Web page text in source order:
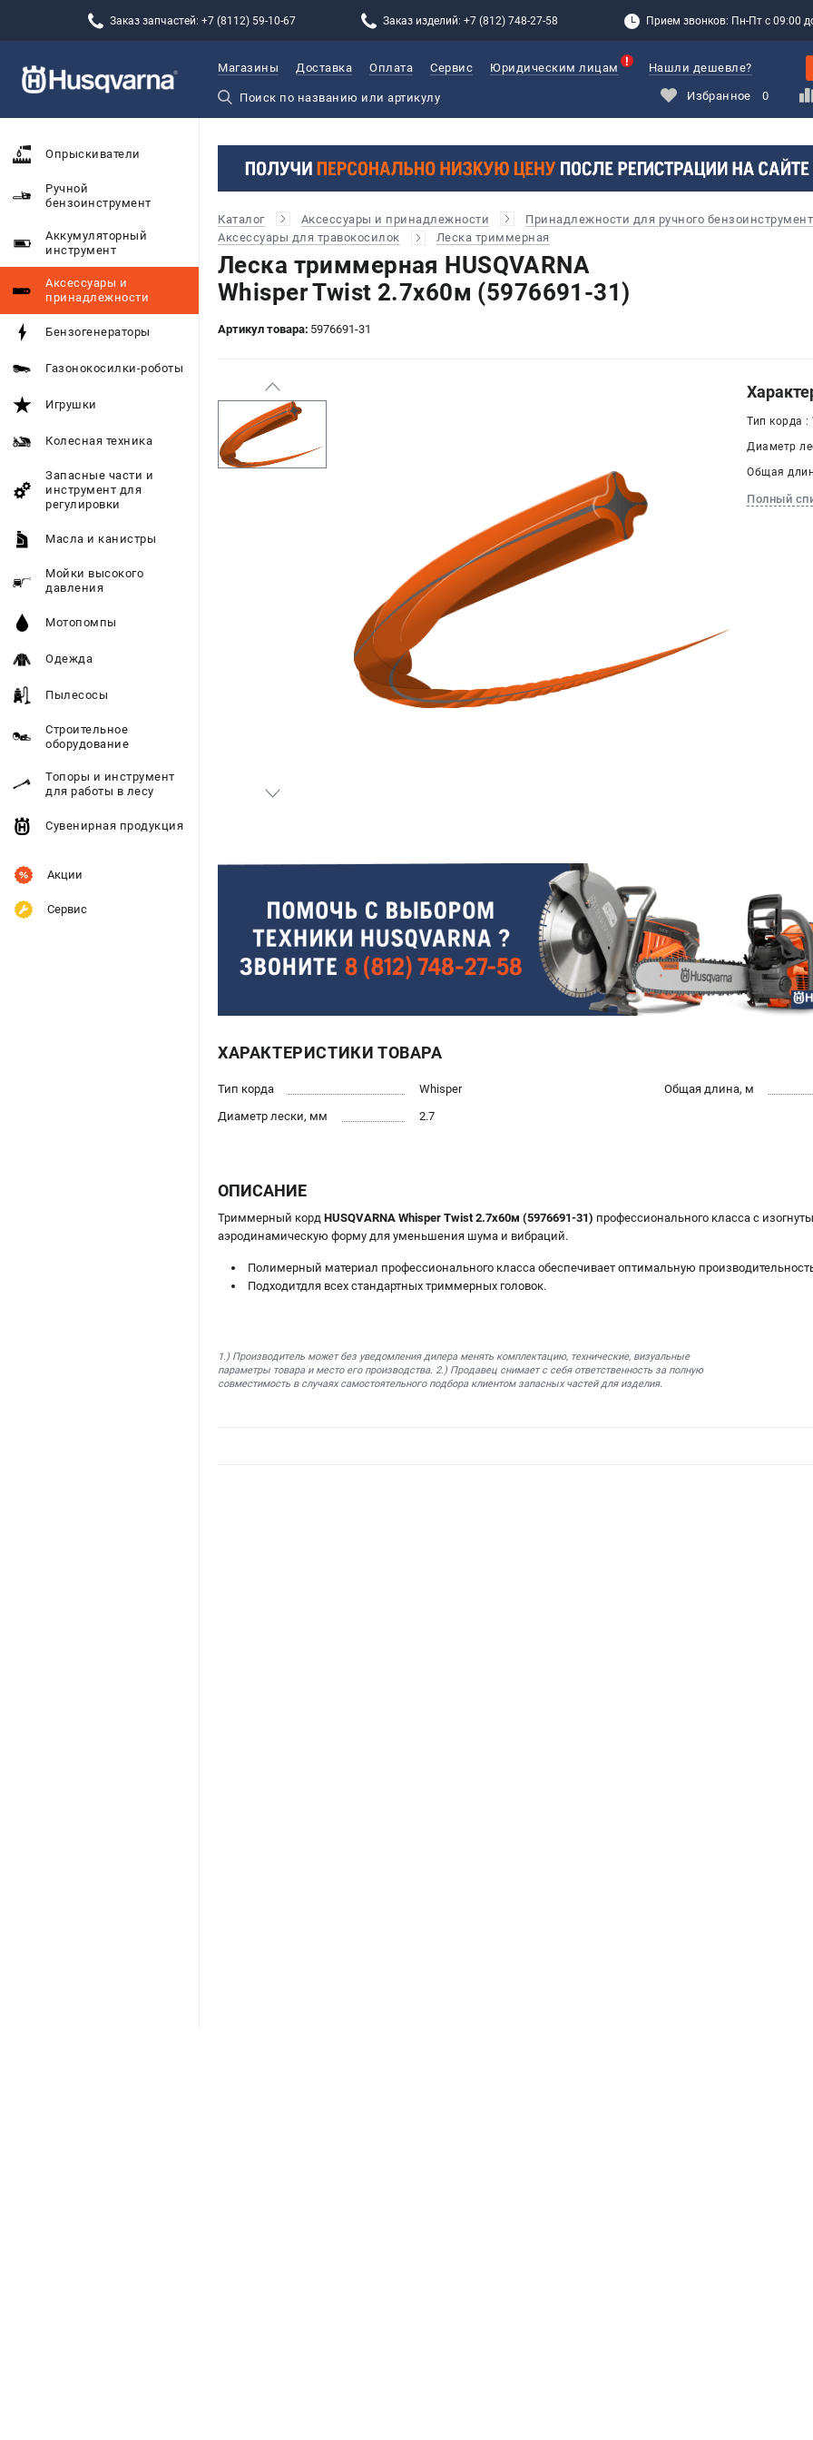
Заказ запчастей: +7 (8112) 59-10-67 Заказ изделий: +7 (812) 748-27-58 Прием звонков: Пн-Пт с 09:00
Магазины Доставка Оплата Сервис Юридическим лицам Нашли дешевле?
Избранное 0
Опрыскиватели
Ручной
бензоинструмент
Аккумуляторный
инструмент
Аксессуары и
принадлежности
Бензогенераторы
Газонокосилки-роботы
Игрушки
Колесная техника
Запасные части и
инструмент для
регулировки
Масла и канистры
Мойки высокого
давления
Мотопомпы
Одежда
Пылесосы
Строительное
оборудование
Топоры и инструмент
для работы в лесу
Сувенирная продукция
Акции
Сервис
Каталог Аксессуары и принадлежности
Принадлежности для ручного
Аксессуары для травокосилок
Леска триммерная
Леска триммерная HUSQVARNA
Whisper Twist 2.7х60м (5976691-31)
Артикул товара: 5976691-31
Тип корда :
Диаметр
Общая
Полный
ХАРАКТЕРИСТИКИ ТОВАРА
Тип корда
Whisper
Диаметр лески, мм
2.7
Общая длина, м
ОПИСАНИЕ
Триммерный корд HUSQVARNA Whisper Twist 2.7х60м (5976691-31) профессионального класса с
аэродинамическую форму для уменьшения шума и вибраций.
Полимерный материал профессионального класса обеспечивает оптимальную
Подходитдля всех стандартных триммерных головок.
1.) Производитель может без уведомления дилера менять комплектацию, технические, визуальные
параметры товара и место его производства. 2.) Продавец снимает с себя ответственность за полную
совместимость в случаях самостоятельного подбора клиентом запасных частей для изделия.